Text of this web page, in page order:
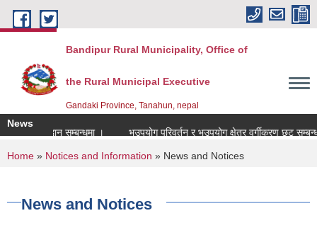
Skip to main content
Bandipur Rural Municipality, Office of
the Rural Municipal Executive
Gandaki Province, Tanahun, nepal
News
आह्वान सम्बन्धमा ।
भूउपयोग परिवर्तन र भूउपयोग क्षेत्र वर्गीकरण छुट सम्बन्धमा ।
You are here
Home » Notices and Information » News and Notices
News and Notices